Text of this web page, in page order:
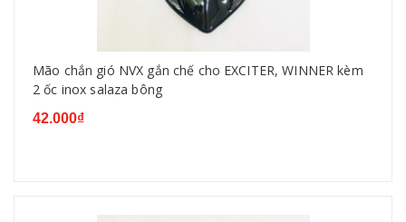
Mão chắn gió NVX gắn chế cho EXCITER, WINNER kèm
2 ốc inox salaza bông
42.000₫